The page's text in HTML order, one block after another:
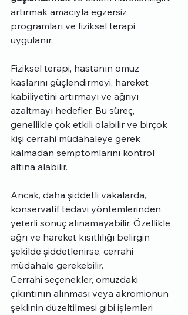
artırmak amacıyla egzersiz
programları ve fiziksel terapi
uygulanır.
Fiziksel terapi, hastanın omuz
kaslarını güçlendirmeyi, hareket
kabiliyetini artırmayı ve ağrıyı
azaltmayı hedefler. Bu süreç,
genellikle çok etkili olabilir ve birçok
kişi cerrahi müdahaleye gerek
kalmadan semptomlarını kontrol
altına alabilir.
Ancak, daha şiddetli vakalarda,
konservatif tedavi yöntemlerinden
yeterli sonuç alınamayabilir. Özellikle
ağrı ve hareket kısıtlılığı belirgin
şekilde şiddetlenirse, cerrahi
müdahale gerekebilir.
Cerrahi seçenekler, omuzdaki
çıkıntının alınması veya akromionun
şeklinin düzeltilmesi gibi işlemleri